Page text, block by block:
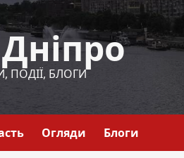
ПОДІЇ, БЛОГИ
Огляди Блоги